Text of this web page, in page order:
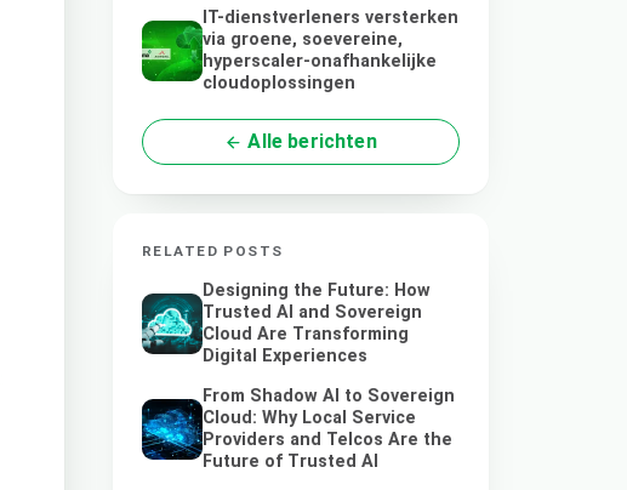
IT-dienstverleners versterken
via groene, soevereine,
hyperscaler-onafhankelijke
cloudoplossingen
Alle berichten
RELATED POSTS
Designing the Future: How
Trusted AI and Sovereign
Cloud Are Transforming
Digital Experiences
From Shadow AI to Sovereign
Cloud: Why Local Service
Providers and Telcos Are the
Future of Trusted AI